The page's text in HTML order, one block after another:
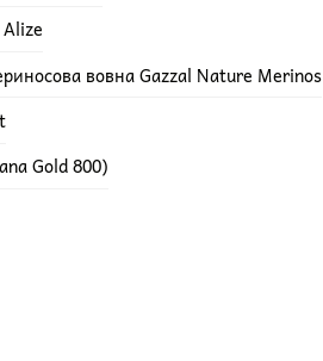
вовна Gazzal Nature Merinos
Gold 800)